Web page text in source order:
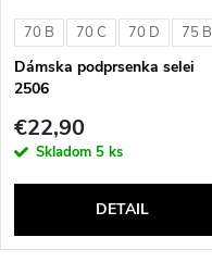
70 B 70 C 70 D 75 B
Dámska podprsenka selei
2506
€22,90
Skladom 5 ks
DETAIL